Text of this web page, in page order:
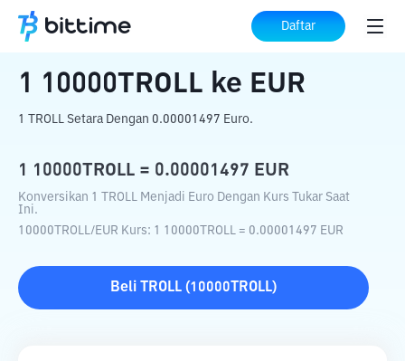
Daftar
Beranda Konverter Kripto 10000TROLL ke EUR
1 10000TROLL ke EUR
1 TROLL Setara Dengan 0.00001497 Euro.
1 10000TROLL = 0.00001497 EUR
Konversikan 1 TROLL Menjadi Euro Dengan Kurs Tukar Saat
Ini.
10000TROLL/EUR Kurs: 1 10000TROLL = 0.00001497 EUR
Beli TROLL (10000TROLL)